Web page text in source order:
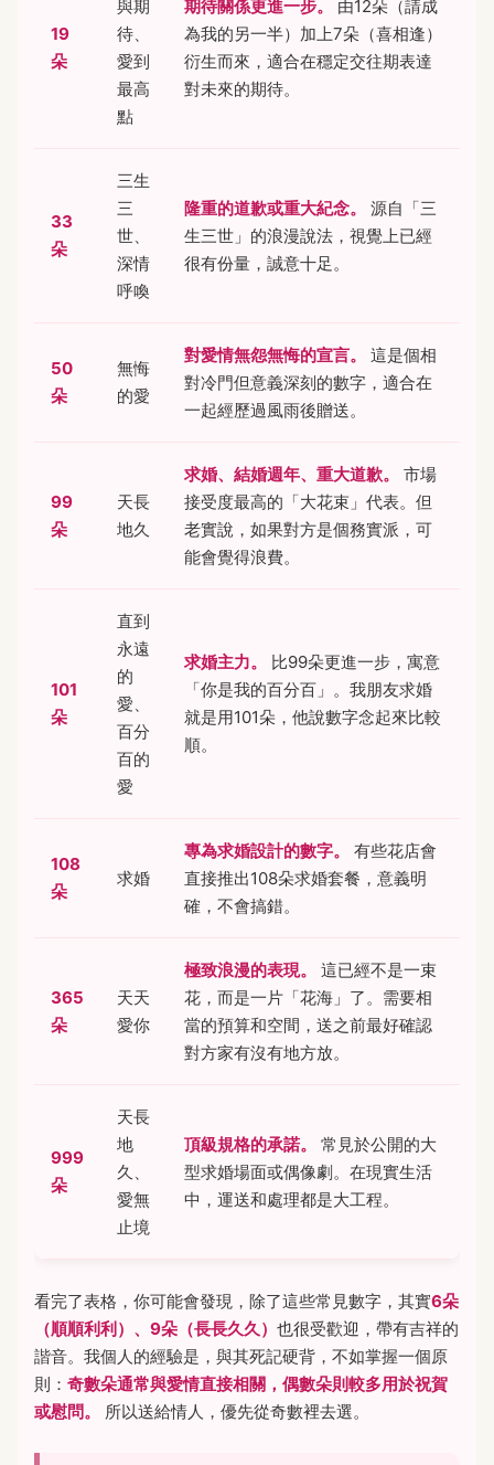
19
朵
與期
待、
愛到
最高
點
期待關係更進一步。
由12朵（請成
為我的另一半）加上7朵（喜相逢）
衍生而來，適合在穩定交往期表達
對未來的期待。
33
朵
三生
三
世、
深情
呼喚
隆重的道歉或重大紀念。
源自「三
生三世」的浪漫說法，視覺上已經
很有份量，誠意十足。
50
朵
無悔
的愛
對愛情無怨無悔的宣言。
這是個相
對冷門但意義深刻的數字，適合在
一起經歷過風雨後贈送。
99
朵
天長
地久
求婚、結婚週年、重大道歉。
市場
接受度最高的「大花束」代表。但
老實說，如果對方是個務實派，可
能會覺得浪費。
101
朵
直到
永遠
的
愛、
百分
百的
愛
求婚主力。
比99朵更進一步，寓意
「你是我的百分百」。我朋友求婚
就是用101朵，他說數字念起來比較
順。
108
朵
求婚
專為求婚設計的數字。
有些花店會
直接推出108朵求婚套餐，意義明
確，不會搞錯。
365
朵
天天
愛你
極致浪漫的表現。
這已經不是一束
花，而是一片「花海」了。需要相
當的預算和空間，送之前最好確認
對方家有沒有地方放。
999
朵
天長
地
久、
愛無
止境
頂級規格的承諾。
常見於公開的大
型求婚場面或偶像劇。在現實生活
中，運送和處理都是大工程。
看完了表格，你可能會發現，除了這些常見數字，其實6朵
（順順利利）、9朵（長長久久） 也很受歡迎，帶有吉祥的
諧音。我個人的經驗是，與其死記硬背，不如掌握一個原
則： 奇數朵通常與愛情直接相關，偶數朵則較多用於祝賀
或慰問。
所以送給情人，優先從奇數裡去選。